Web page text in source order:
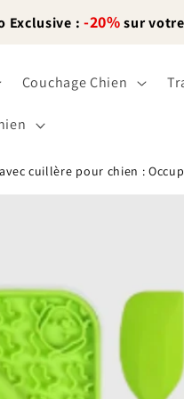
Exclusive : -20%sur
Couchage Chien
cuillère pour chien :